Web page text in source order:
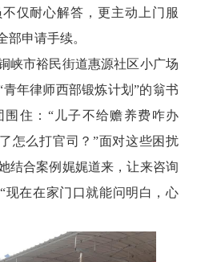
仅耐心解答，更主动上门服
部申请手续。
市裕民街道惠源社区小广场
青年律师西部锻炼计划”的翁书
围住：“儿子不给赡养费咋办
怎么打官司？”面对这些困扰
结合案例娓娓道来，让来咨询
现在在家门口就能问明白，心